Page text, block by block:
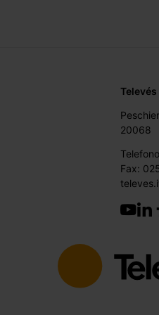
Televés
20068
Fax: